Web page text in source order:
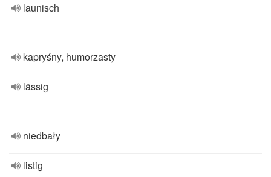
launisch
kapryśny, humorzasty
lässig
niedbały
listig